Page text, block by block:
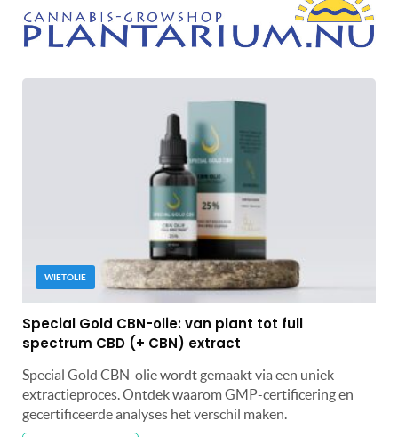
WIETOLIE
Special Gold CBN-olie: van plant tot full
spectrum CBD (+ CBN) extract
Special Gold CBN-olie wordt gemaakt via een uniek
extractieproces. Ontdek waarom GMP-certificering en
gecertificeerde analyses het verschil maken.